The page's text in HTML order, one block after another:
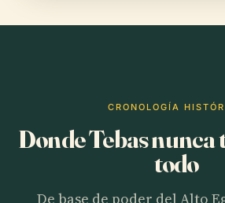
CRONOLOGÍA
Donde Tebas
todo
De base de poder del Alto